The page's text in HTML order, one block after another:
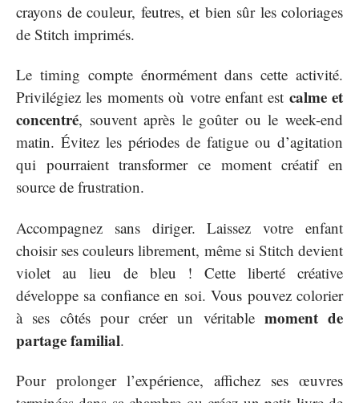
crayons de couleur, feutres, et bien sûr les coloriages
de Stitch imprimés.
Le timing compte énormément dans cette activité.
Privilégiez les moments où votre enfant est calme et
concentré, souvent après le goûter ou le week-end
matin. Évitez les périodes de fatigue ou d’agitation
qui pourraient transformer ce moment créatif en
source de frustration.
Accompagnez sans diriger. Laissez votre enfant
choisir ses couleurs librement, même si Stitch devient
violet au lieu de bleu ! Cette liberté créative
développe sa confiance en soi. Vous pouvez colorier
à ses côtés pour créer un véritable moment de
partage familial.
Pour prolonger l’expérience, affichez ses œuvres